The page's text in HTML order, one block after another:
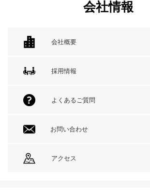
会社情報
会社概要
採用情報
よくあるご質問
お問い合わせ
アクセス